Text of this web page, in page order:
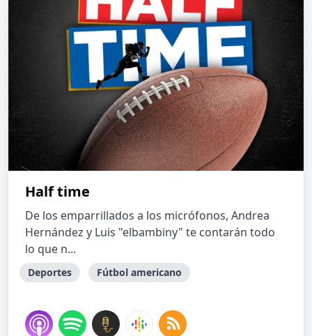
Half time
De los emparrillados a los micrófonos, Andrea
Hernández y Luis "elbambiny" te contarán todo
lo que n...
Deportes Fútbol americano